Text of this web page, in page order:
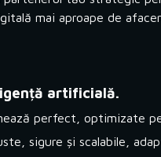
mai aproape de
artificială.
perfect, optimizate
sigure și scalabile,